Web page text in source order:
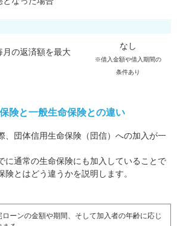
月の返済額を最大
なし
※借入金額や借入期間の
条件あり
険と一般生命保険との違い
、団体信用生命保険（団信）への加入が一
に通常の生命保険にも加入していることで
険とはどう違うかを説明します。
ローンの金額や期間、そして加入者の年齢に応じ